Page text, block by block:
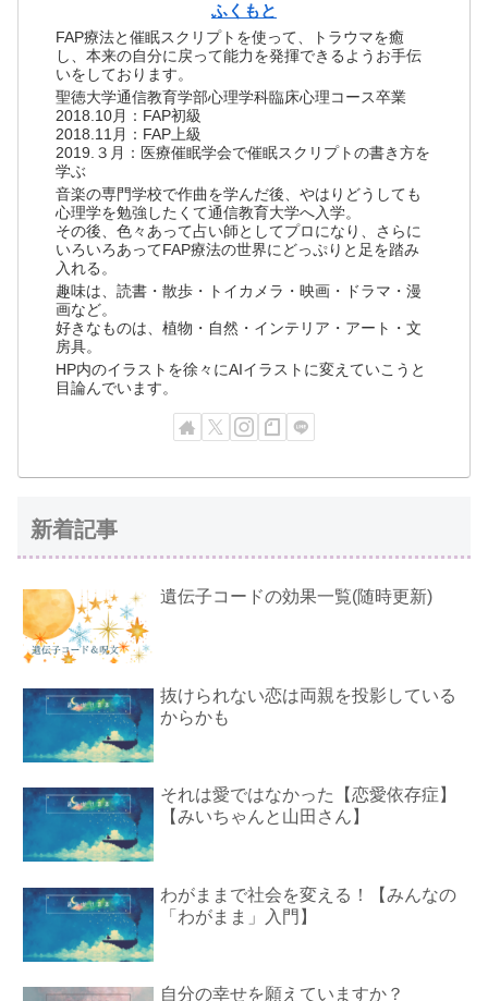
ふくもと
FAP療法と催眠スクリプトを使って、トラウマを癒
し、本来の自分に戻って能力を発揮できるようお手伝
いをしております。
聖徳大学通信教育学部心理学科臨床心理コース卒業
2018.10月：FAP初級
2018.11月：FAP上級
2019.３月：医療催眠学会で催眠スクリプトの書き方を
学ぶ
音楽の専門学校で作曲を学んだ後、やはりどうしても
心理学を勉強したくて通信教育大学へ入学。
その後、色々あって占い師としてプロになり、さらに
いろいろあってFAP療法の世界にどっぷりと足を踏み
入れる。
趣味は、読書・散歩・トイカメラ・映画・ドラマ・漫
画など。
好きなものは、植物・自然・インテリア・アート・文
房具。
HP内のイラストを徐々にAIイラストに変えていこうと
目論んでいます。
新着記事
遺伝子コードの効果一覧(随時更新)
抜けられない恋は両親を投影している
からかも
それは愛ではなかった【恋愛依存症】
【みいちゃんと山田さん】
わがままで社会を変える！【みんなの
「わがまま」入門】
自分の幸せを願えていますか？